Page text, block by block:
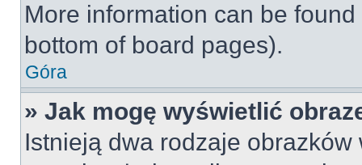
More information can be
bottom of board pages).
Góra
» Jak mogę wyświetlić
Istnieją dwa rodzaje